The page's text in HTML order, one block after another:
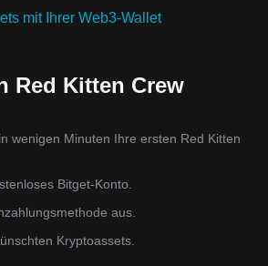
mit Ihrer Web3-Wallet
Red Kitten Crew
wenigen Minuten Ihre ersten Red Kitten
Bitget-Konto.
aus.
Kryptoassets.